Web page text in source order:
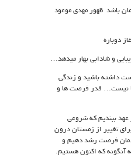
باشد ظهور مهدی موعود
دوباره
و شادابی بهار میدهد…
داشته باشید و زندگی
نیست… قدر فرصت ها و
عهد ببندیم که شروعی
تغییر از زمستان درون
فرصت رشد دهیم و
آنگونه که اکنون هستیم.